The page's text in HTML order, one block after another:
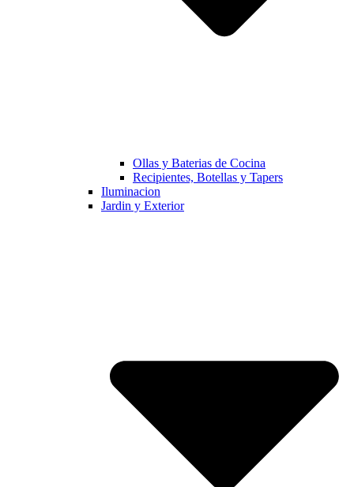
Ollas y Baterias de Cocina
Recipientes, Botellas y Tapers
Iluminacion
Jardin y Exterior